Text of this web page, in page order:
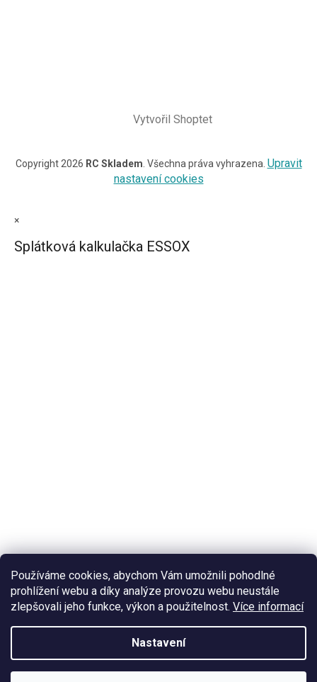
Používáme cookies, abychom Vám umožnili pohodlné
prohlížení webu a díky analýze provozu webu neustále
zlepšovali jeho funkce, výkon a použitelnost. Více informací
Nastavení
Vytvořil Shoptet
Copyright 2026 RC Skladem . Všechna práva vyhrazena. Upravit
nastavení cookies
×
Splátková kalkulačka ESSOX